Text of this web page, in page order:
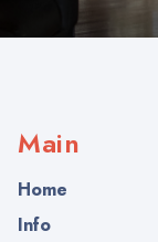
Main
Home
Info